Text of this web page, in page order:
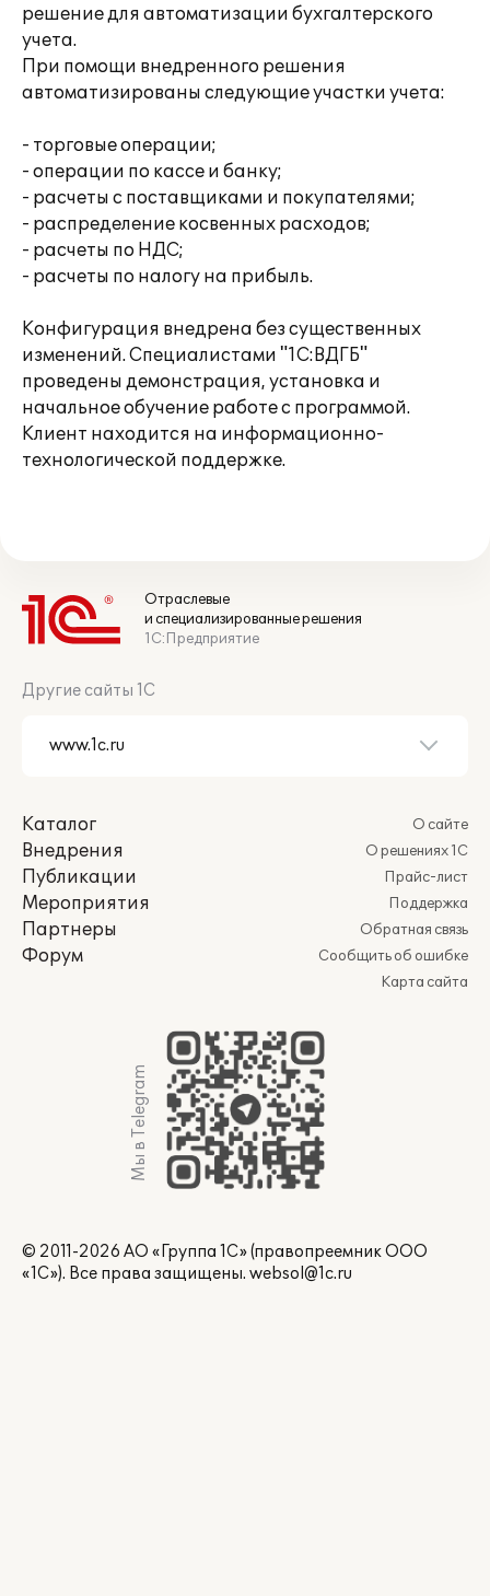
решение для автоматизации бухгалтерского
учета.
При помощи внедренного решения
автоматизированы следующие участки учета:
- торговые операции;
- операции по кассе и банку;
- расчеты с поставщиками и покупателями;
- распределение косвенных расходов;
- расчеты по НДС;
- расчеты по налогу на прибыль.
Конфигурация внедрена без существенных
изменений. Специалистами "1С:ВДГБ"
проведены демонстрация, установка и
начальное обучение работе с программой.
Клиент находится на информационно-
технологической поддержке.
Отраслевые
и специализированные решения
1С:Предприятие
Другие сайты 1С
Каталог
Внедрения
Публикации
Мероприятия
Партнеры
Форум
О сайте
О решениях 1С
Прайс-лист
Поддержка
Обратная связь
Сообщить об ошибке
Карта сайта
Мы в Telegram
© 2011-2026 АО «Группа 1С» (правопреемник ООО
«1С»). Все права защищены. websol@1c.ru